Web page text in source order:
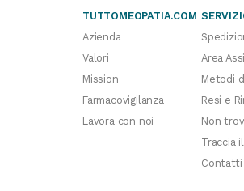
TUTTOMEOPATIA.COM
Azienda
Valori
Mission
Farmacovigilanza
Lavora con noi
Area
Metodi
Resi e
Non
Traccia
Contatti